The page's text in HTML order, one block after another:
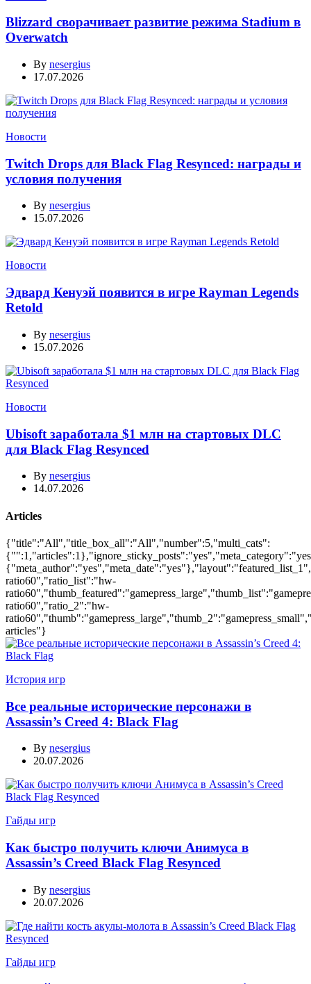
Blizzard сворачивает развитие режима Stadium в
Overwatch
By nesergius
17.07.2026
Новости
Twitch Drops для Black Flag Resynced: награды и
условия получения
By nesergius
15.07.2026
Новости
Эдвард Кенуэй появится в игре Rayman Legends
Retold
By nesergius
15.07.2026
Новости
Ubisoft заработала $1 млн на стартовых DLC
для Black Flag Resynced
By nesergius
14.07.2026
Articles
{"title":"All","title_box_all":"All","number":5,"multi_cats":
ratio60","ratio_list":"hw-
ratio60","ratio_2":"hw-
articles"}
История игр
Все реальные исторические персонажи в
Assassin’s Creed 4: Black Flag
By nesergius
20.07.2026
Гайды игр
Как быстро получить ключи Анимуса в
Assassin’s Creed Black Flag Resynced
By nesergius
20.07.2026
Гайды игр